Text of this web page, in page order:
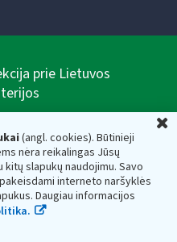
(angl. cookies). Būtinieji
nėra reikalingas Jūsų
slapukų naudojimu. Savo
interneto naršyklės
Daugiau informacijos
prie Lietuvos
Vilnius, Lietuva, el.paštas:
188659752
inspekciją prie Lietuvos
ir saugomi Juridinių